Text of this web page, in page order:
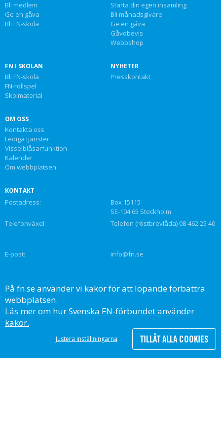
Bli medlem
Ge en gåva
Bli FN-skola
Starta din egen insamling
Bli månadsgivare
Ge en gåva
Gåvobevis
Webbshop
FN I SKOLAN
Bli FN-skola
FN-rollspel
Skolmaterial
NYHETER
Presskontakt
OM OSS
Kontakta oss
Lediga tjänster
Visselblåsarfunktion
Kalender
Om webbplatsen
KONTAKT
Postadress:
Box 15115
SE-104 65 Stockholm
Telefonväxel:
Telefon (röstbrevlåda) 08-462 25 40
E-post: info@fn.se
United Nations Association of Sweden
Org.nr: 802000–9232
All insamling går via Svenska FN-förbundets 90-konto, PG 90 05 63-8,
På fn.se använder vi kakor för att löpande förbättra
webbplatsen.
Läs mer om hur Svenska FN-förbundet använder
kakor.
Justera inställningarna TILLÅT ALLA COOKIES